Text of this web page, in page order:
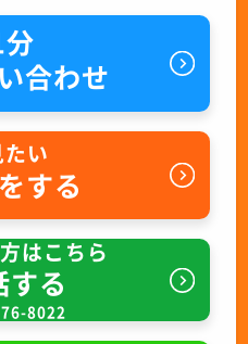
合わせ
い
する
はこちら
する
8022